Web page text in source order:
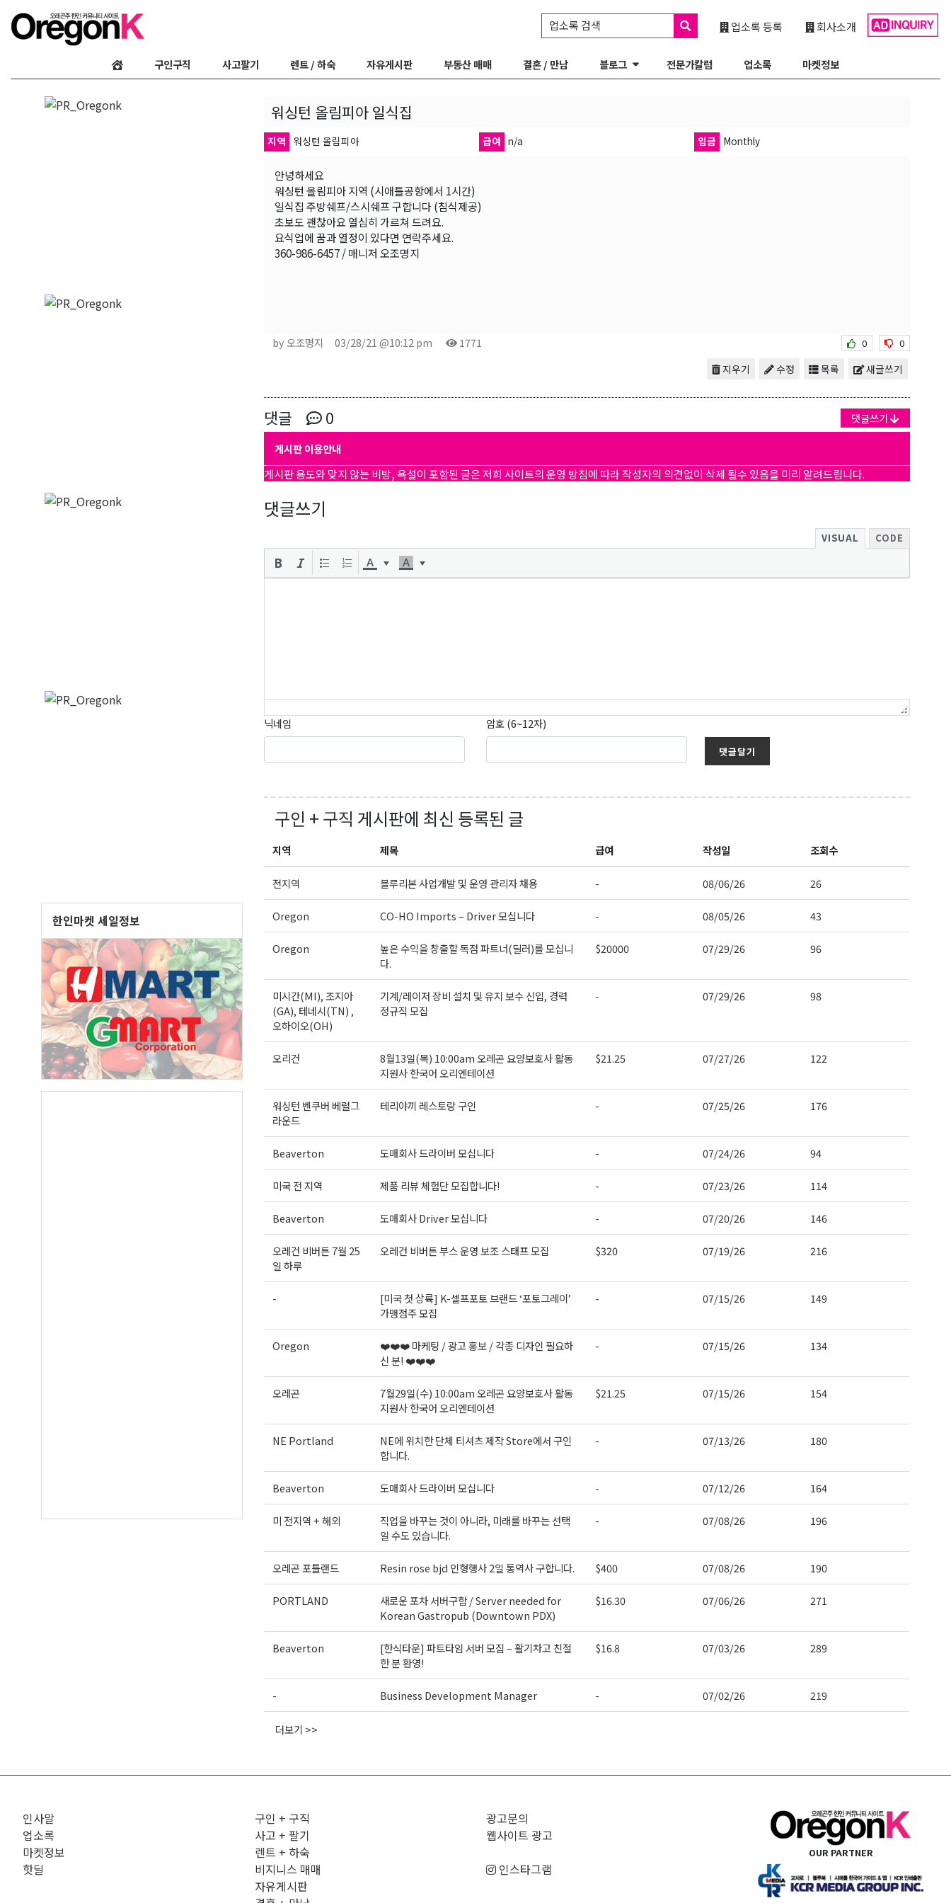
회사소개
업소록 등록
업소록 검색
구인구직 사고팔기 렌트 / 하숙 자유게시판 부동산 매매 결혼 / 만남 블로그 전문가칼럼 업소록 마켓정보
한인마켓 세일정보
워싱턴 올림피아 일식집
지역 워싱턴 올림피아 급여 n/a 임금 Monthly
안녕하세요
워싱턴 올림피아 지역 (시애틀공항에서 1시간)
일식집 주방쉐프/스시쉐프 구합니다 (침식제공)
초보도 괜찮아요 열심히 가르쳐 드려요.
요식업에 꿈과 열정이 있다면 연락주세요.
360-986-6457 / 매니저 오조명지
by 오조명지 03/28/21 @10:12 pm 1771 0 0
새글쓰기
목록
수정
지우기
댓글 0 댓글쓰기
게시판 이용안내
게시판 용도와 맞지 않는 비방, 욕설이 포함된 글은 저희 사이트의 운영 방침에 따라 작성자의 의견없이 삭제 될수 있음을 미리 알려드립니다.
댓글쓰기
VISUAL CODE
닉네임 암호 (6~12자)
댓글달기
구인 + 구직 게시판에 최신 등록된 글
지역 제목 급여 작성일 조회수
전지역 블루리본 사업개발 및 운영 관리자 채용 - 08/06/26 26
Oregon CO-HO Imports – Driver 모십니다 - 08/05/26 43
Oregon
높은 수익을 창출할 독점 파트너(딜러)를 모십니
다.
$20000 07/29/26 96
미시간(MI), 조지아
(GA), 테네시(TN) ,
오하이오(OH)
기계/레이저 장비 설치 및 유지 보수 신입, 경력
정규직 모집
- 07/29/26 98
오리건
8월13일(목) 10:00am 오레곤 요양보호사 활동
지원사 한국어 오리엔테이션
$21.25 07/27/26 122
워싱턴 벤쿠버 베럴그
라운드
테리야끼 레스토랑 구인 - 07/25/26 176
Beaverton 도매회사 드라이버 모십니다 - 07/24/26 94
미국 전 지역 제품 리뷰 체험단 모집합니다! - 07/23/26 114
Beaverton 도매회사 Driver 모십니다 - 07/20/26 146
오레건 비버튼 7월 25
일 하루
오레건 비버튼 부스 운영 보조 스태프 모집 $320 07/19/26 216
-
[미국 첫 상륙] K-셀프포토 브랜드 ‘포토그레이’
가맹점주 모집
- 07/15/26 149
Oregon
❤️❤️❤️ 마케팅 / 광고 홍보 / 각종 디자인 필요하
신 분! ❤️❤️❤️
- 07/15/26 134
오레곤
7월29일(수) 10:00am 오레곤 요양보호사 활동
지원사 한국어 오리엔테이션
$21.25 07/15/26 154
NE Portland
NE에 위치한 단체 티셔츠 제작 Store에서 구인
합니다.
- 07/13/26 180
Beaverton 도매회사 드라이버 모십니다 - 07/12/26 164
미 전지역 + 해외
직업을 바꾸는 것이 아니라, 미래를 바꾸는 선택
일 수도 있습니다.
- 07/08/26 196
오레곤 포틀랜드 Resin rose bjd 인형행사 2일 통역사 구합니다. $400 07/08/26 190
PORTLAND
새로운 포차 서버구함 / Server needed for
Korean Gastropub (Downtown PDX)
$16.30 07/06/26 271
Beaverton
[한식타운] 파트타임 서버 모집 – 활기차고 친절
한 분 환영!
$16.8 07/03/26 289
- Business Development Manager - 07/02/26 219
더보기 >>
인사말
업소록
마켓정보
핫딜
구인 + 구직
사고 + 팔기
렌트 + 하숙
비지니스 매매
자유게시판
광고문의
웹사이트 광고
인스타그램
OUR PARTNER
오레곤K 뉴스레터 구독
매주 오레곤K 뉴스레터를 통해 다양한 로컬소식과 오레곤 한인 사회 정보를 받아
보실수 있습니다.
Email
First Name
Last Name
By submitting this form, you are consenting to receive KCR Media Group from: KCR Media Group, 23416 Hwy 99
Our Privacy Policy.
오레곤K 뉴스레터 구독하기!